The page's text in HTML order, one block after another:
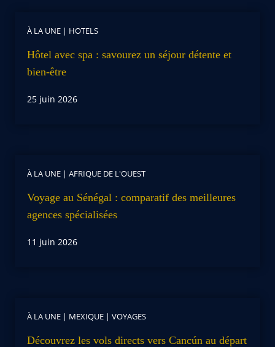
À LA UNE | HOTELS
Hôtel avec spa : savourez un séjour détente et
bien-être
25 juin 2026
À LA UNE | AFRIQUE DE L'OUEST
Voyage au Sénégal : comparatif des meilleures
agences spécialisées
11 juin 2026
À LA UNE | MEXIQUE | VOYAGES
Découvrez les vols directs vers Cancún au départ